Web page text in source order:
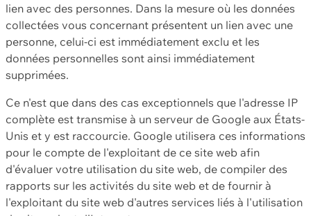
lien avec des personnes. Dans la mesure où les données
collectées vous concernant présentent un lien avec une
personne, celui-ci est immédiatement exclu et les
données personnelles sont ainsi immédiatement
supprimées.
Ce n'est que dans des cas exceptionnels que l'adresse IP
complète est transmise à un serveur de Google aux États-
Unis et y est raccourcie. Google utilisera ces informations
pour le compte de l'exploitant de ce site web afin
d'évaluer votre utilisation du site web, de compiler des
rapports sur les activités du site web et de fournir à
l'exploitant du site web d'autres services liés à l'utilisation